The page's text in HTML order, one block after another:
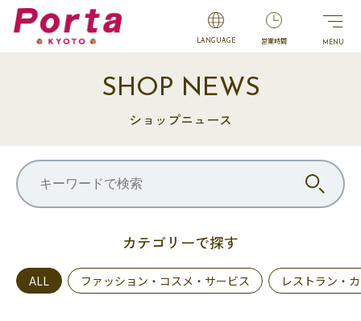
LANGUAGE 営業時間
SHOP NEWS
ショップニュース
カテゴリーで探す
ALL ファッション・コスメ・サービス レストラン・